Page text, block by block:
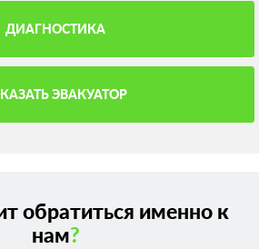
ДИАГНОСТИКА
ЭВАКУАТОР
обратиться именно к
нам?